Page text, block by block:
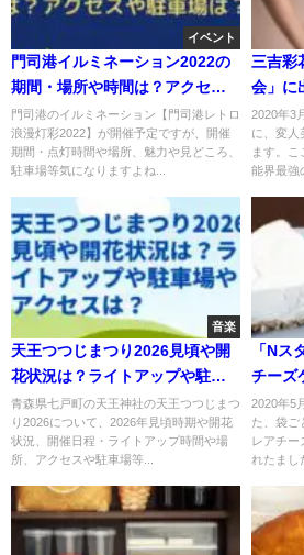
イベント
門司港イルミネーション2022の
期間・場所や時間は？アクセス
や駐車場は？
門司港のイルミネーション【門司港レトロ
浪漫灯彩2022】が開催予定ですが、開催
期間・点灯時間や場所、魅力や見どころ、
駐車場等気になりますよね...
三吉彩
会」に
活？
2020年3
に、変人
ます。
能界最強
音楽
天王つつじまつり2026見頃や開
花状況は？ライトアップや駐車
場やアクセスは？
青森県七戸町の天王神社の天王つつじまつ
り2026について、2026年見頃時期や開花
状況、開催日程・ライトアップ時間や場
所、アクセスや駐車場等...
「Nス
チーズ
クッキ
2020年5
た、袋ご
レアチー
れたまし